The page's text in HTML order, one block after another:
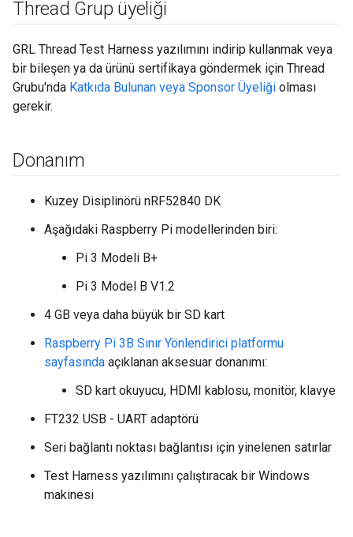
Thread Grup üyeliği
GRL Thread Test Harness yazılımını indirip kullanmak veya
bir bileşen ya da ürünü sertifikaya göndermek için Thread
Grubu'nda Katkıda Bulunan veya Sponsor Üyeliği olması
gerekir.
Donanım
Kuzey Disiplinörü nRF52840 DK
Aşağıdaki Raspberry Pi modellerinden biri:
Pi 3 Modeli B+
Pi 3 Model B V1.2
4 GB veya daha büyük bir SD kart
Raspberry Pi 3B Sınır Yönlendirici platformu
sayfasında açıklanan aksesuar donanımı:
SD kart okuyucu, HDMI kablosu, monitör, klavye
FT232 USB - UART adaptörü
Seri bağlantı noktası bağlantısı için yinelenen satırlar
Test Harness yazılımını çalıştıracak bir Windows
makinesi